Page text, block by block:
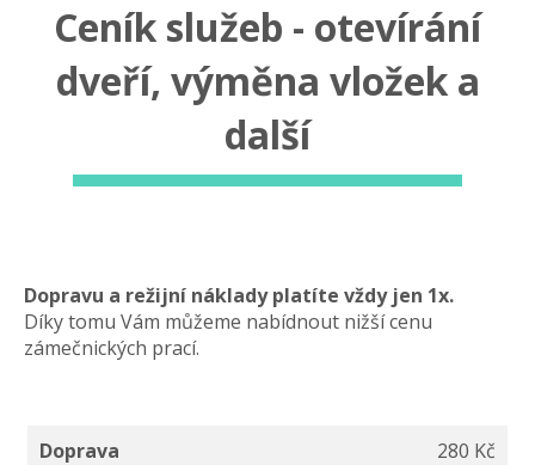
Ceník služeb - otevírání
dveří, výměna vložek a
další
Dopravu a režijní náklady platíte vždy jen 1x.
Díky tomu Vám můžeme nabídnout nižší cenu
zámečnických prací.
Doprava 280 Kč